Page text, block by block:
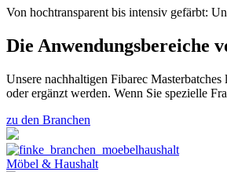
Von hochtransparent bis intensiv gefärbt:
Die Anwendungsbereiche
Unsere nachhaltigen Fibarec
oder ergänzt werden. Wenn Sie spezielle
zu den Branchen
Möbel & Haushalt